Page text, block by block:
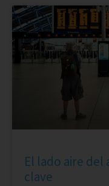
El lado aire
clave